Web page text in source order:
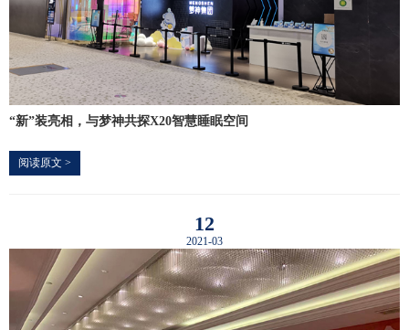
“新”装亮相，与梦神共探X20智慧睡眠空间
阅读原文 >
12
2021-03